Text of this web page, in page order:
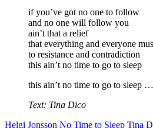
if you’ve got no one to follow
and no one will follow you
ain’t that a relief
that everything and everyone
to resistance and contradiction
this ain’t no time to go to sleep
this ain’t no time to go to sleep …
Text: Tina Dico
Helgi Jonsson No Time to Sleep Tina